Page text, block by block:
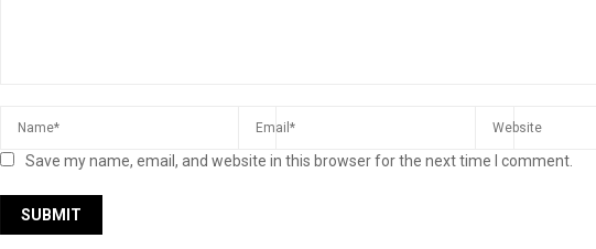
Save my name, email, and website in this browser for the next time I comment.